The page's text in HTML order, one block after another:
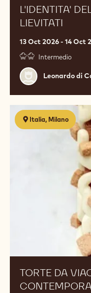
L'IDENTITA'
LIEVITATI
13 Oct 2026 - 14 Oct
Intermedio
Leonardo
di
Carlo
Leonardo di
Italia, Milano
TORTE DA
Torte
da